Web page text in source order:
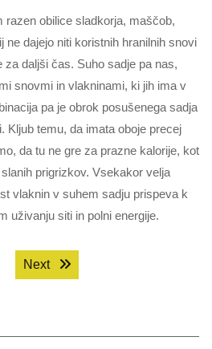
razen obilice sladkorja, maščob,
ne dajejo niti koristnih hranilnih snovi
za daljši čas. Suho sadje pa nas,
snovmi in vlakninami, ki jih ima v
pa je obrok posušenega sadja
Kljub temu, da imata oboje precej
da tu ne gre za prazne kalorije, kot
prigrizkov. Vsekakor velja
vlaknin v suhem sadju prispeva k
uživanju siti in polni energije.
Next
Next post: